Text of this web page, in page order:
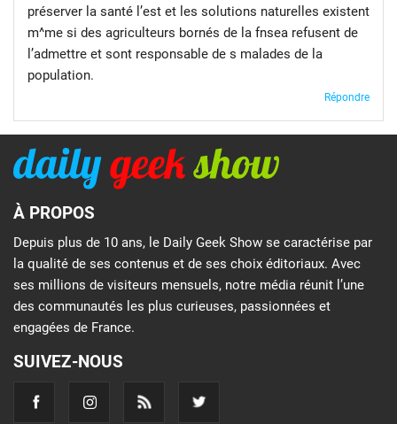
préserver la santé l’est et les solutions naturelles existent
m^me si des agriculteurs bornés de la fnsea refusent de
l’admettre et sont responsable de s malades de la
population.
Répondre
À PROPOS
Depuis plus de 10 ans, le Daily Geek Show se caractérise par
la qualité de ses contenus et de ses choix éditoriaux. Avec
ses millions de visiteurs mensuels, notre média réunit l’une
des communautés les plus curieuses, passionnées et
engagées de France.
SUIVEZ-NOUS